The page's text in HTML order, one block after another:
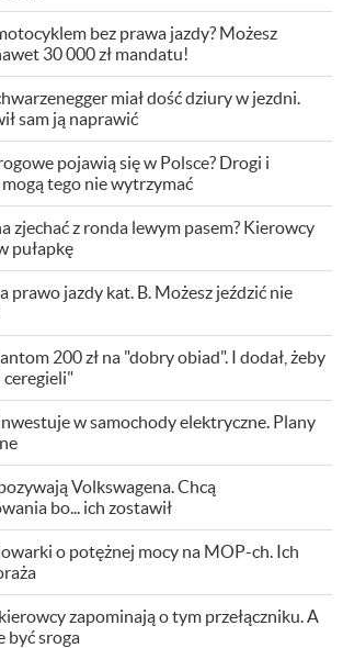
bez prawa jazdy? Możesz
30 000 zł mandatu!
miał dość dziury w jezdni.
sam ją naprawić
pojawią się w Polsce? Drogi i
tego nie wytrzymać
zjechać z ronda lewym pasem? Kierowcy
pułapkę
prawo jazdy kat. B. Możesz jeździć nie
200 zł na "dobry obiad". I dodał, żeby
w samochody elektryczne. Plany
Volkswagena. Chcą
bo... ich zostawił
o potężnej mocy na MOP-ch. Ich
zapominają o tym przełączniku. A
być sroga